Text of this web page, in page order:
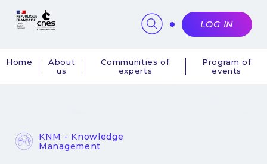
Navigation
Home
About
us
Communities of
experts
Program of
events
LOG IN
KNM - Knowledge
Management